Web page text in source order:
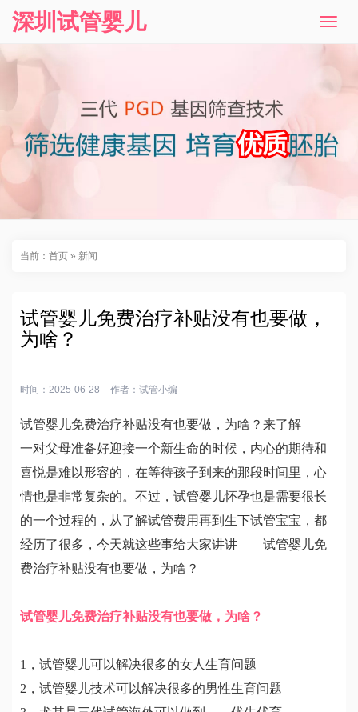
T
v
i
g
深圳试管婴儿
当前： 首页 » 新闻
试管婴儿免费治疗补贴没有也要做，
为啥？
时间：2025-06-28 作者： 试管小编
试管婴儿免费治疗补贴没有也要做，为啥？来了解——
一对父母准备好迎接一个新生命的时候，内心的期待和
喜悦是难以形容的，在等待孩子到来的那段时间里，心
情也是非常复杂的。不过，试管婴儿怀孕也是需要很长
的一个过程的，从了解试管费用再到生下试管宝宝，都
经历了很多，今天就这些事给大家讲讲——试管婴儿免
费治疗补贴没有也要做，为啥？
试管婴儿免费治疗补贴没有也要做，为啥？
1，试管婴儿可以解决很多的女人生育问题
2，试管婴儿技术可以解决很多的男性生育问题